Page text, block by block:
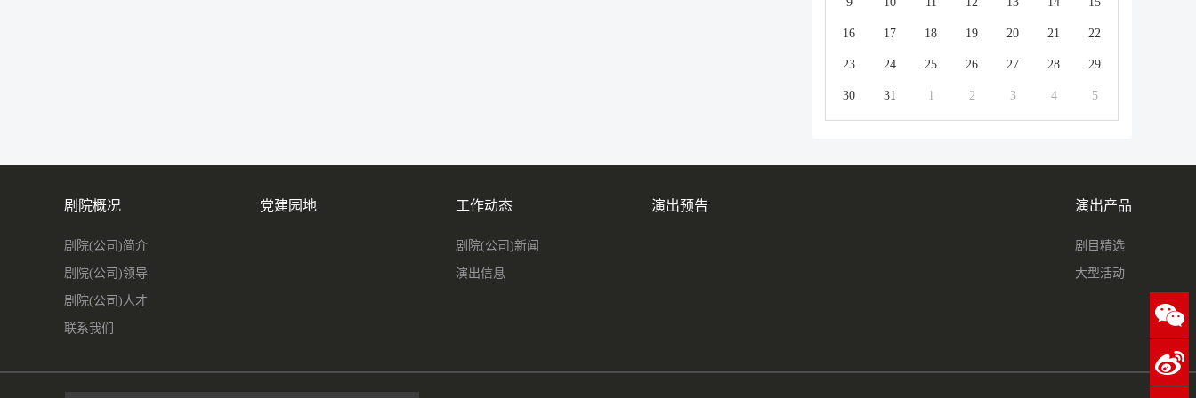
16 17 18 19 20 21 22
23 24 25 26 27 28 29
30 31 1 2 3 4 5
剧院概况
剧院(公司)简介
剧院(公司)领导
剧院(公司)人才
联系我们
党建园地 工作动态
剧院(公司)新闻
演出信息
演出预告 演出产品
剧目精选
大型活动